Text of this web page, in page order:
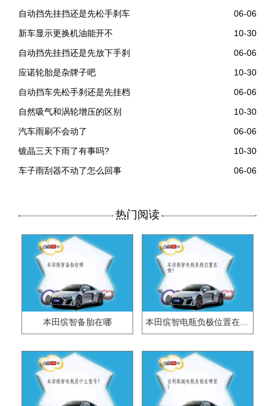
自动挡先挂挡还是先松手刹车
06-06
新车显示更换机油能开不
10-30
自动挡先挂挡还是先放下手刹
06-06
应诺轮胎是杂牌子吧
10-30
自动挡车先松手刹还是先挂档
06-06
自然吸气和涡轮增压的区别
10-30
汽车雨刷不会动了
06-06
镀晶三天下雨了有事吗?
10-30
车子雨刮器不动了怎么回事
06-06
热门阅读
本田缤智备胎在哪 本田缤智电瓶负极位置在哪？